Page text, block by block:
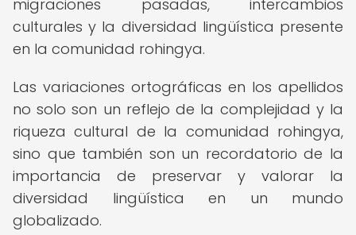
migraciones pasadas, intercambios
culturales y la diversidad lingüística presente
en la comunidad rohingya.
Las variaciones ortográficas en los apellidos
no solo son un reflejo de la complejidad y la
riqueza cultural de la comunidad rohingya,
sino que también son un recordatorio de la
importancia de preservar y valorar la
diversidad lingüística en un mundo
globalizado.